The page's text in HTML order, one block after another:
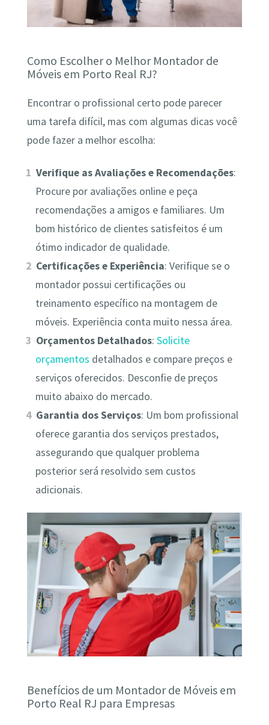
Como Escolher o Melhor Montador de
Móveis em Porto Real RJ?
Encontrar o profissional certo pode parecer
uma tarefa difícil, mas com algumas dicas você
pode fazer a melhor escolha:
Verifique as Avaliações e Recomendações:
Procure por avaliações online e peça
recomendações a amigos e familiares. Um
bom histórico de clientes satisfeitos é um
ótimo indicador de qualidade.
Certificações e Experiência: Verifique se o
montador possui certificações ou
treinamento específico na montagem de
móveis. Experiência conta muito nessa área.
Orçamentos Detalhados:Solicite
orçamentos detalhados e compare preços e
serviços oferecidos. Desconfie de preços
muito abaixo do mercado.
Garantia dos Serviços: Um bom profissional
oferece garantia dos serviços prestados,
assegurando que qualquer problema
posterior será resolvido sem custos
adicionais.
Benefícios de um Montador de Móveis em
Porto Real RJ para Empresas